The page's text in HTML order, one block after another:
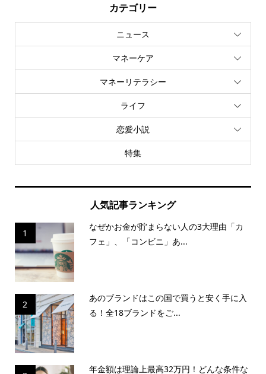
カテゴリー
ニュース
マネーケア
マネーリテラシー
ライフ
恋愛小説
特集
人気記事ランキング
1
なぜかお金が貯まらない人の3大理由「カ
フェ」、「コンビニ」あ...
2
あのブランドはこの国で買うと安く手に入
る！全18ブランドをご...
年金額は理論上最高32万円！どんな条件な